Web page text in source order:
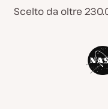
Scelto da oltre